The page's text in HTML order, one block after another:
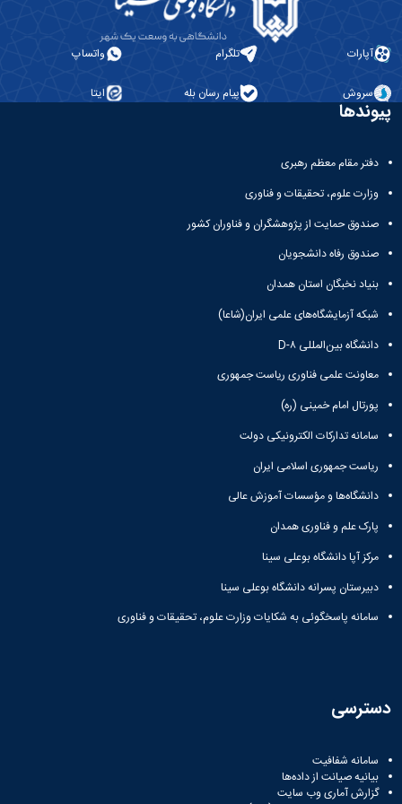
آپارات تلگرام واتساپ
سروش پیام رسان بله ایتا
پیوندها
دفتر مقام معظم رهبری
وزارت علوم، تحقیقات و فناوری
صندوق حمایت از پژوهشگران و فناوران کشور
صندوق رفاه دانشجویان
بنیاد نخبگان استان همدان
شبکه آزمایشگاه‌های علمی ایران(شاعا)
دانشگاه بین‌المللی D-۸
معاونت علمی فناوری ریاست جمهوری
پورتال امام خمینی (ره)
سامانه تدارکات الکترونیکی دولت
ریاست جمهوری اسلامی ایران
دانشگاه‌ها و مؤسسات آموزش عالی
پارک علم و فناوری همدان
مرکز آپا دانشگاه بوعلی سینا
دبیرستان پسرانه دانشگاه بوعلی سینا
سامانه پاسخگوئی به شکایات وزارت علوم، تحقیقات و فناوری
دسترسی
سامانه شفافیت
بیانیه صیانت از داده‌ها
گزارش آماری وب‌ سایت